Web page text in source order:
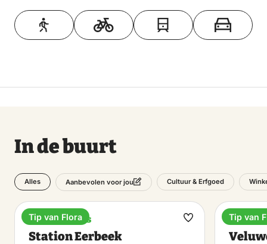
Toon op kaart
In de buurt
Alles Aanbevolen voor jou Cultuur & Erfgoed
Treinstations
Station Eerbeek
Tip van Flora
Maak
Tip van